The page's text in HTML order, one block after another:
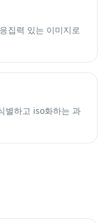
집력 있는 이미지로
별하고 iso화하는 과